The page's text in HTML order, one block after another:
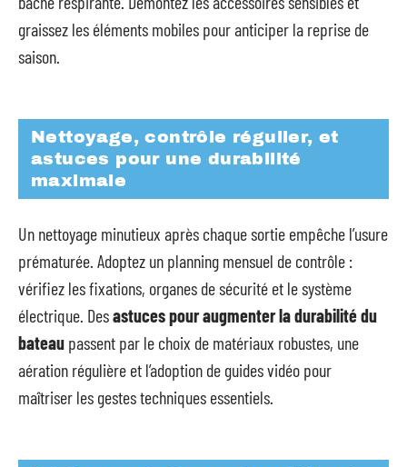
graissez les éléments mobiles pour anticiper la reprise de
saison.
Nettoyage, contrôle régulier, et
astuces pour une durabilité
maximale
Un nettoyage minutieux après chaque sortie empêche l’usure
prématurée. Adoptez un planning mensuel de contrôle :
vérifiez les fixations, organes de sécurité et le système
électrique. Desastuces pour augmenter la durabilité du
bateau passent par le choix de matériaux robustes, une
aération régulière et l’adoption de guides vidéo pour
maîtriser les gestes techniques essentiels.